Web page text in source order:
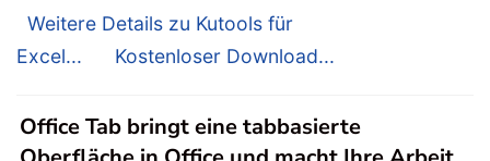
Weitere Details zu Kutools für
Excel...
Kostenloser Download...
Office Tab bringt eine tabbasierte